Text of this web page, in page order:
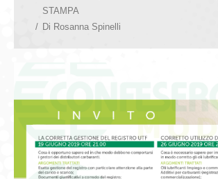
STAMPA
Di Rosanna Spinelli